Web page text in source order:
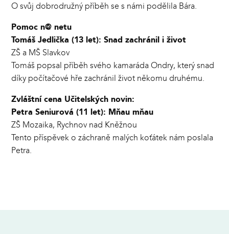
O svůj dobrodružný příběh se s námi podělila Bára.
Pomoc n@ netu
Tomáš Jedlička (13 let): Snad zachránil i život
ZŠ a MŠ Slavkov
Tomáš popsal příběh svého kamaráda Ondry, který snad
díky počítačové hře zachránil život někomu druhému.
Zvláštní cena Učitelských novin:
Petra Seniurová (11 let): Mňau mňau
ZŠ Mozaika, Rychnov nad Kněžnou
Tento příspěvek o záchraně malých koťátek nám poslala
Petra.